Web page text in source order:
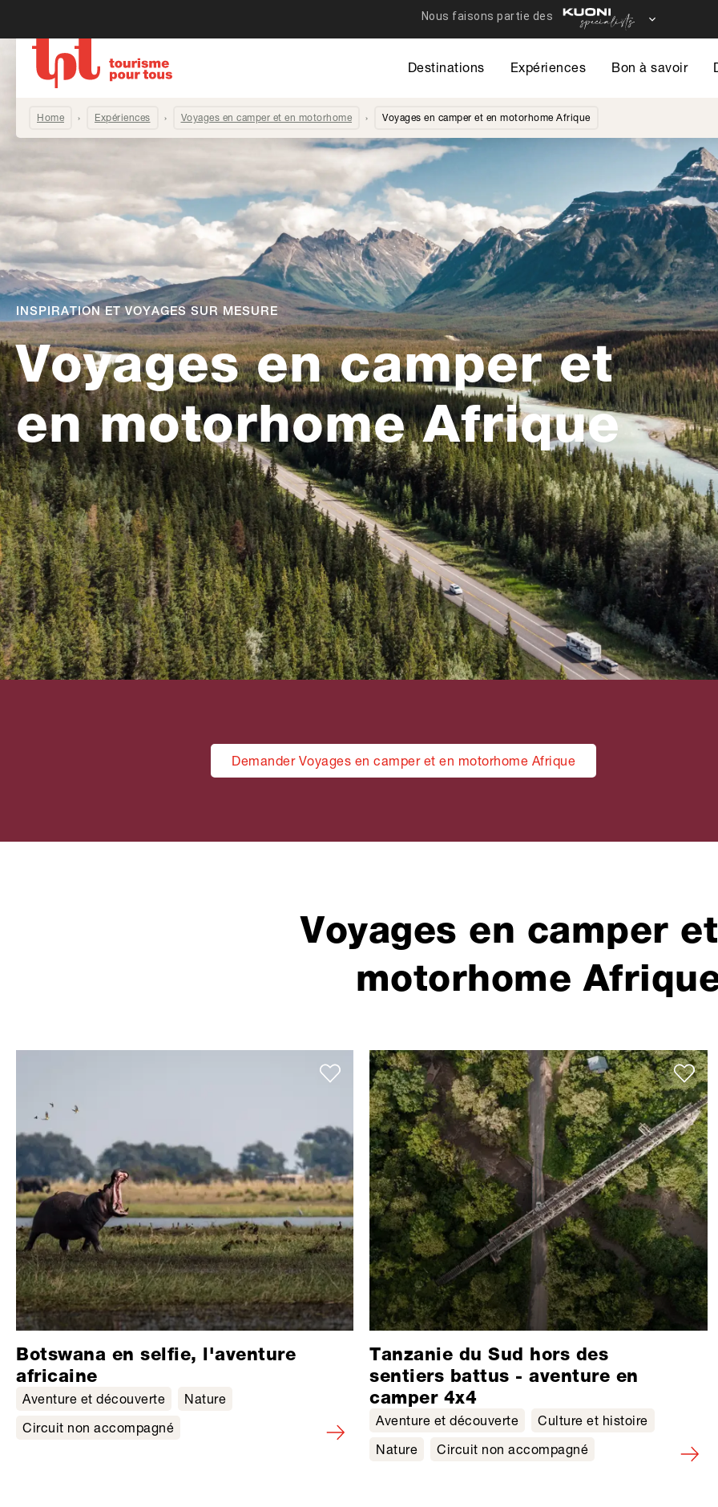
Destinations Expériences Bon à savoir
Home Expériences Voyages en camper et en motorhome Voyages en camper et en motorhome Afrique
Voyages en camper et
en motorhome Afrique
INSPIRATION ET VOYAGES SUR MESURE
Demander Voyages en camper et en motorhome Afrique
Voyages en camper
motorhome
Botswana en selfie, l'aventure
africaine
Aventure et découverte
Nature
Circuit non accompagné
Tanzanie du Sud hors des
sentiers battus - aventure en
camper 4x4
Aventure et découverte
Culture et histoire
Nature
Circuit non accompagné